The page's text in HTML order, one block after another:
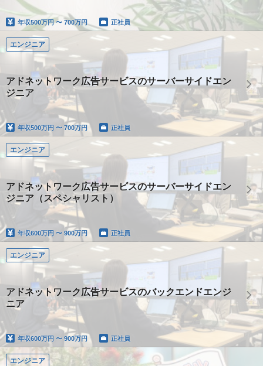
年収500万円 〜 700万円 正社員
エンジニア
アドネットワーク広告サービスのサーバーサイドエン
ジニア
年収500万円 〜 700万円 正社員
エンジニア
アドネットワーク広告サービスのサーバーサイドエン
ジニア（スペシャリスト）
年収600万円 〜 900万円 正社員
エンジニア
アドネットワーク広告サービスのバックエンドエンジ
ニア
年収600万円 〜 900万円 正社員
エンジニア